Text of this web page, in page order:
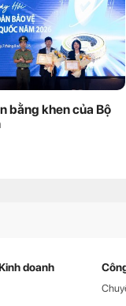
bằng khen của Bộ
doanh